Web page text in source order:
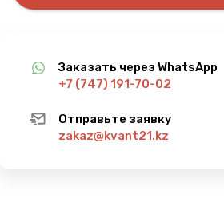
Заказать через WhatsApp
+7 (747) 191-70-02
Отправьте заявку
zakaz@kvant21.kz